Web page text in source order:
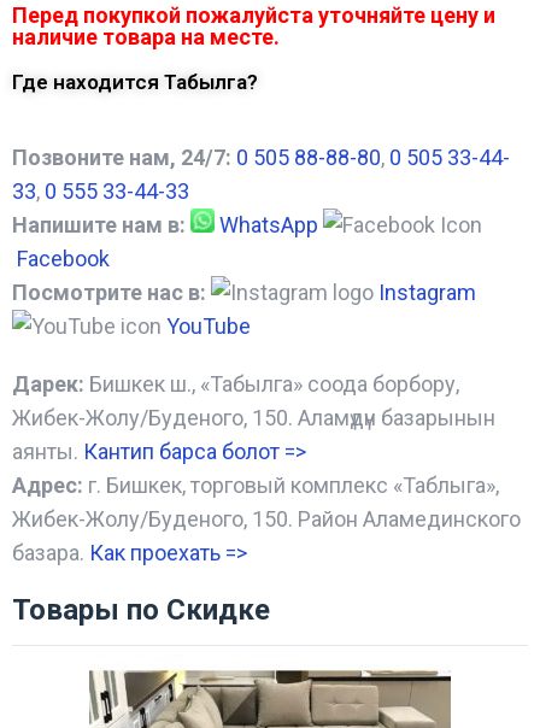
Перед покупкой пожалуйста уточняйте цену и
наличие товара на месте.
Где находится Табылга?
Позвоните нам, 24/7: 0 505 88-88-80, 0 505 33-44-
33, 0 555 33-44-33
Напишите нам в:
WhatsApp
Facebook
Посмотрите нас в:
Instagram
YouTube
Дарек: Бишкек ш., «Табылга» соода борбору,
Жибек-Жолу/Буденого, 150. Аламүдүн базарынын
аянты. Кантип барса болот =>
Адрес: г. Бишкек, торговый комплекс «Таблыга»,
Жибек-Жолу/Буденого, 150. Район Аламединского
базара. Как проехать =>
Товары по Скидке